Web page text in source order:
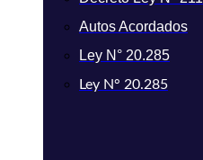
Autos Acordados
Ley N° 20.285
Ley N° 20.285